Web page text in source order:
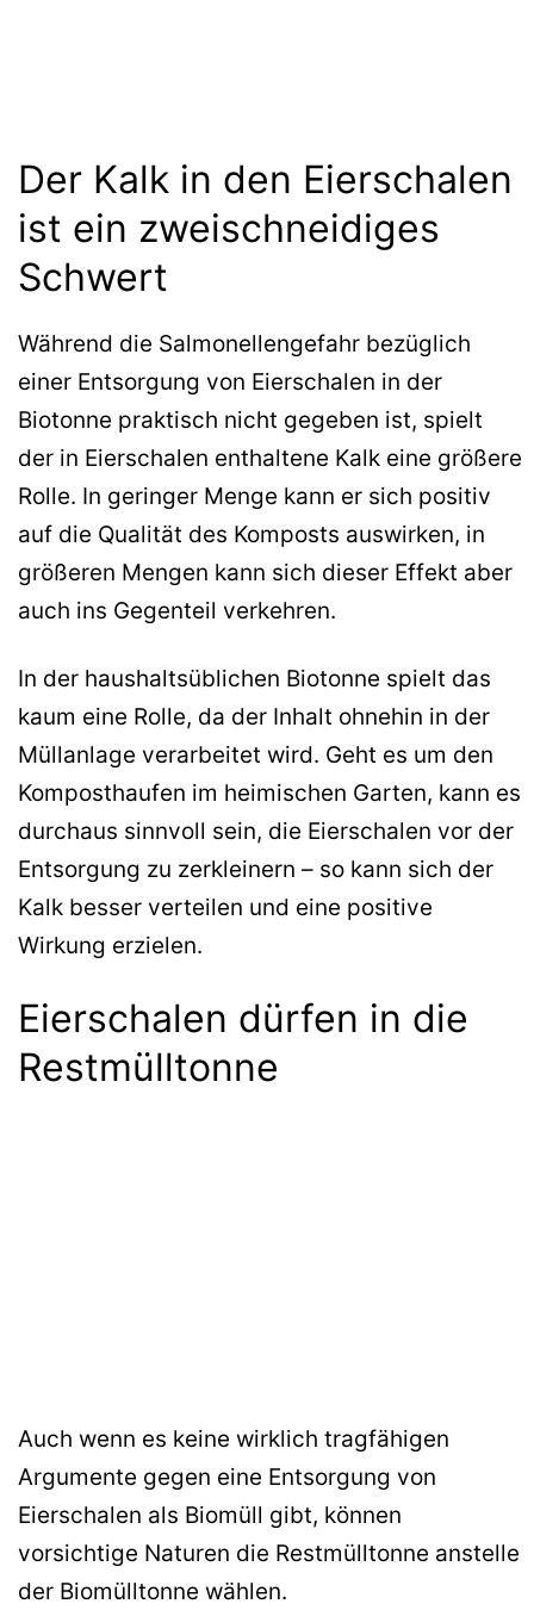
Der Kalk in den Eierschalen
ist ein zweischneidiges
Schwert
Während die Salmonellengefahr bezüglich
einer Entsorgung von Eierschalen in der
Biotonne praktisch nicht gegeben ist, spielt
der in Eierschalen enthaltene Kalk eine größere
Rolle. In geringer Menge kann er sich positiv
auf die Qualität des Komposts auswirken, in
größeren Mengen kann sich dieser Effekt aber
auch ins Gegenteil verkehren.
In der haushaltsüblichen Biotonne spielt das
kaum eine Rolle, da der Inhalt ohnehin in der
Müllanlage verarbeitet wird. Geht es um den
Komposthaufen im heimischen Garten, kann es
durchaus sinnvoll sein, die Eierschalen vor der
Entsorgung zu zerkleinern – so kann sich der
Kalk besser verteilen und eine positive
Wirkung erzielen.
Eierschalen dürfen in die
Restmülltonne
Auch wenn es keine wirklich tragfähigen
Argumente gegen eine Entsorgung von
Eierschalen als Biomüll gibt, können
vorsichtige Naturen die Restmülltonne anstelle
der Biomülltonne wählen.